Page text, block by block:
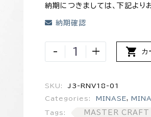
納期につきましては、下記より
納期確認
- +  カ
SKU:
J3-RNV18-01
Categories:
MINASE,
Tags: MASTER CRAFT